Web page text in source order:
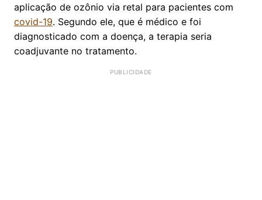
aplicação de ozônio via retal para pacientes com
covid-19. Segundo ele, que é médico e foi
diagnosticado com a doença, a terapia seria
coadjuvante no tratamento.